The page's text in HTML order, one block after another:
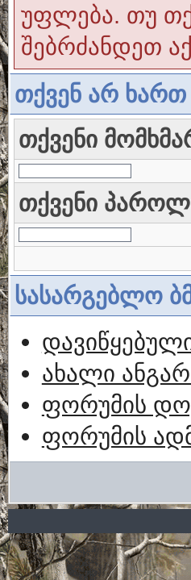
უფლება. თუ
შებრძანდეთ
თქვენ არ
თქვენი
თქვენი
სასარგებლო
ახალი
ფორუმის
ფორუმის